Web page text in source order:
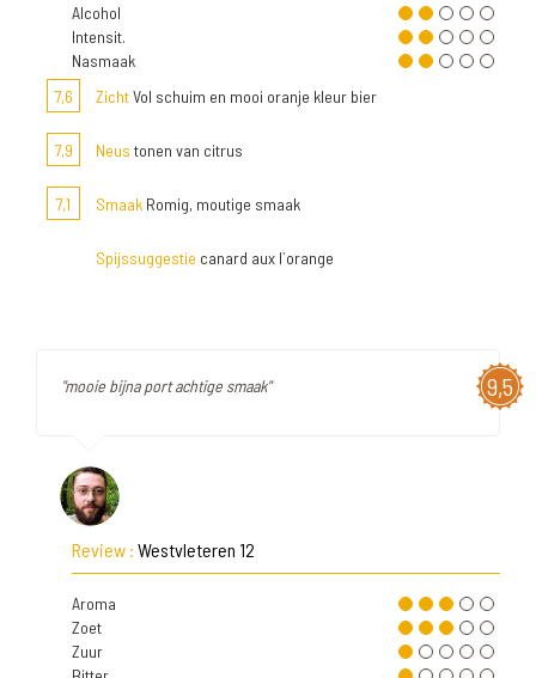
Alcohol
Intensit.
Nasmaak
7,6
ZichtVol schuim en mooi oranje kleur bier
7,9 Neus tonen van citrus
7,1 Smaak Romig, moutige smaak
Spijssuggestie canard aux l`orange
9,5
"mooie bijna port achtige smaak"
Review : Westvleteren 12
Aroma
Zoet
Zuur